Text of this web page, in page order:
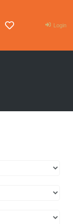
Login